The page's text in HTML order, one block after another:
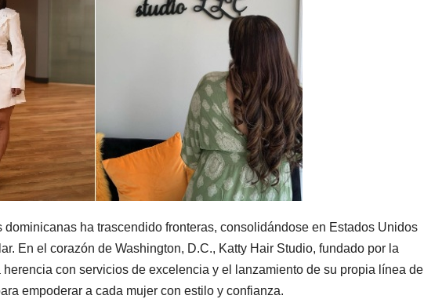
ha trascendido fronteras, consolidándose en Estados Unidos
En el corazón de Washington, D.C., Katty Hair Studio, fundado por la
con servicios de excelencia y el lanzamiento de su propia línea de
empoderar a cada mujer con estilo y confianza.